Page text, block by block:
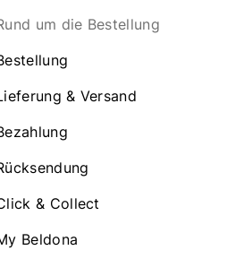
um die Bestellung
& Versand
& Collect
Beldona